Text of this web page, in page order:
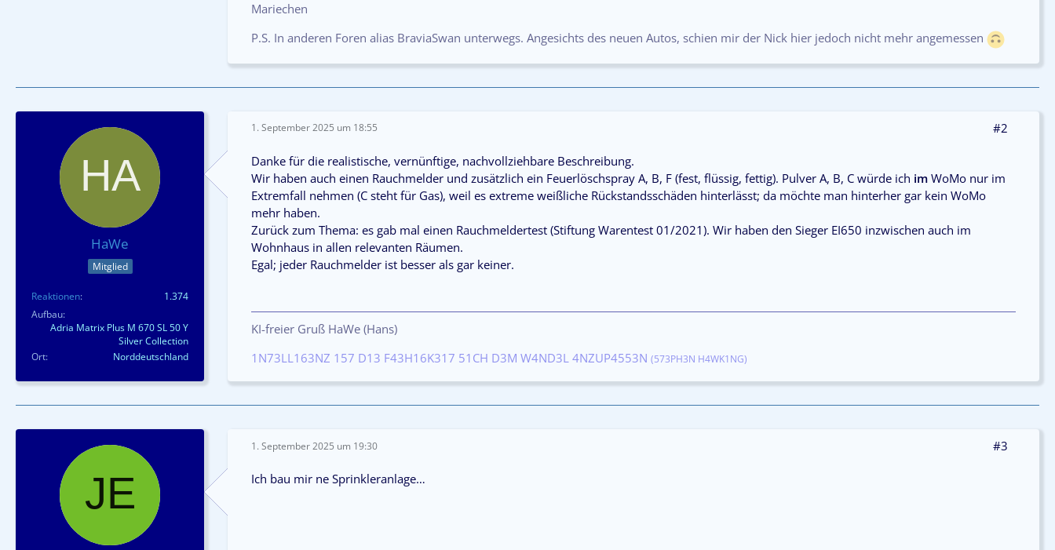
Mariechen
P.S. In anderen Foren alias BraviaSwan unterwegs. Angesichts des neuen Autos, schien mir der Nick hier jedoch nicht mehr angemessen
HaWe
Mitglied
Reaktionen
1.374
Aufbau
Adria Matrix Plus M 670 SL 50 Y
Silver Collection
Ort
Norddeutschland
1. September 2025 um 18:55 #2
Danke für die realistische, vernünftige, nachvollziehbare Beschreibung.
Wir haben auch einen Rauchmelder und zusätzlich ein Feuerlöschspray A, B, F (fest, flüssig, fettig). Pulver A, B, C würde ich im WoMo nur im
Extremfall nehmen (C steht für Gas), weil es extreme weißliche Rückstandsschäden hinterlässt; da möchte man hinterher gar kein WoMo
mehr haben.
Zurück zum Thema: es gab mal einen Rauchmeldertest (Stiftung Warentest 01/2021). Wir haben den Sieger EI650 inzwischen auch im
Wohnhaus in allen relevanten Räumen.
Egal; jeder Rauchmelder ist besser als gar keiner.
KI-freier Gruß HaWe (Hans)
1N73LL163NZ 157 D13 F43H16K317 51CH D3M W4ND3L 4NZUP4553N (573PH3N H4WK1NG)
1. September 2025 um 19:30 #3
Ich bau mir ne Sprinkleranlage…